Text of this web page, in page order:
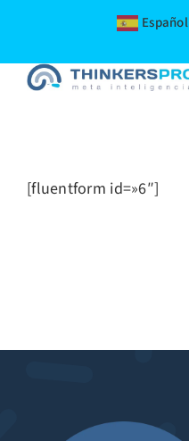
Español
to
content
[fluentform id=»6″]